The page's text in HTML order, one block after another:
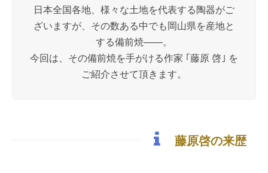
日本全国各地、様々な土地を代表する陶器がご
ざいますが、その数ある中でも岡山県を産地と
する備前焼――。
今回は、その備前焼を手がける作家 ｢藤原 啓｣ を
ご紹介させて頂きます。
藤原啓の来歴